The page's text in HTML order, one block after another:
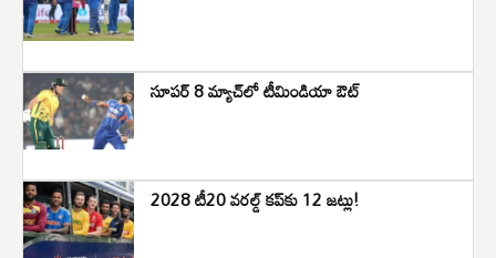
సూపర్ 8 మ్యాచ్‌లో టీమిండియా ఔట్
2028 టీ20 వరల్డ్ కప్‌కు 12 జట్లు!